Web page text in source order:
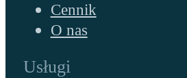
Cennik
O nas
Usługi